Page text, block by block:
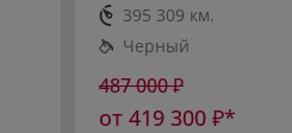
395 309 км.
Черный
487 000₽
от 419 300 ₽*